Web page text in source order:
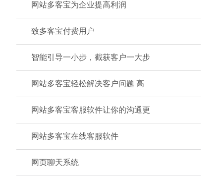
网站多客宝为企业提高利润
致多客宝付费用户
智能引导一小步，截获客户一大步
网站多客宝轻松解决客户问题 高
网站多客宝客服软件让你的沟通更
网站多客宝在线客服软件
网页聊天系统